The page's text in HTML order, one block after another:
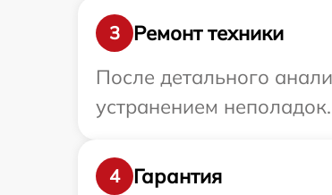
3
Ремонт техники
После детального
устранением неполадок.
4
Гарантия